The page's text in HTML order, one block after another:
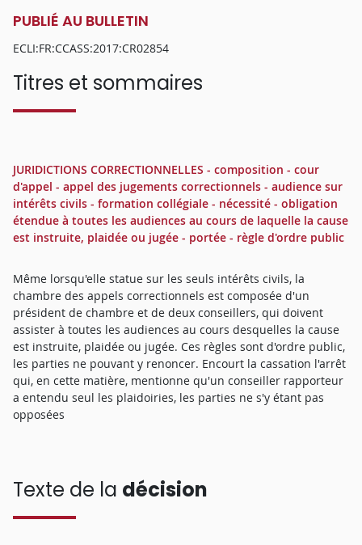
PUBLIÉ AU BULLETIN
ECLI:FR:CCASS:2017:CR02854
Titres et sommaires
JURIDICTIONS CORRECTIONNELLES - composition - cour
d'appel - appel des jugements correctionnels - audience sur
intérêts civils - formation collégiale - nécessité - obligation
étendue à toutes les audiences au cours de laquelle la cause
est instruite, plaidée ou jugée - portée - règle d'ordre public
Même lorsqu'elle statue sur les seuls intérêts civils, la
chambre des appels correctionnels est composée d'un
président de chambre et de deux conseillers, qui doivent
assister à toutes les audiences au cours desquelles la cause
est instruite, plaidée ou jugée. Ces règles sont d'ordre public,
les parties ne pouvant y renoncer. Encourt la cassation l'arrêt
qui, en cette matière, mentionne qu'un conseiller rapporteur
a entendu seul les plaidoiries, les parties ne s'y étant pas
opposées
Texte de la décision